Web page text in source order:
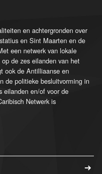
en achtergronden over
en Sint Maarten en de
een netwerk van lokale
de zes eilanden van het
ook de Antilliaanse en
de politieke besluitvorming in
eilanden en/of voor de
Netwerk is